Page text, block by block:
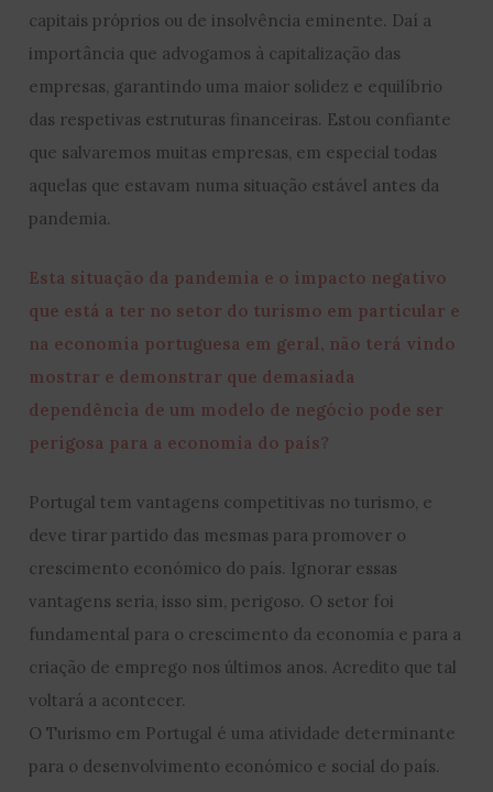
capitais próprios ou de insolvência eminente. Daí a
importância que advogamos à capitalização das
empresas, garantindo uma maior solidez e equilíbrio
das respetivas estruturas financeiras. Estou confiante
que salvaremos muitas empresas, em especial todas
aquelas que estavam numa situação estável antes da
pandemia.
Esta situação da pandemia e o impacto negativo
que está a ter no setor do turismo em particular e
na economia portuguesa em geral, não terá vindo
mostrar e demonstrar que demasiada
dependência de um modelo de negócio pode ser
perigosa para a economia do país?
Portugal tem vantagens competitivas no turismo, e
deve tirar partido das mesmas para promover o
crescimento económico do país. Ignorar essas
vantagens seria, isso sim, perigoso. O setor foi
fundamental para o crescimento da economia e para a
criação de emprego nos últimos anos. Acredito que tal
voltará a acontecer.
O Turismo em Portugal é uma atividade determinante
para o desenvolvimento económico e social do país.